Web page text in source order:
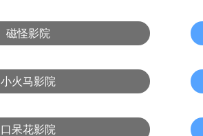
磁怪影院
小火马影院
口呆花影院